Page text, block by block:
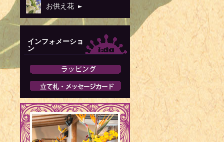
お供え花 ►
インフォメーショ
ン